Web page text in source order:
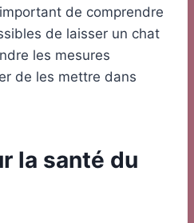
de comprendre
de laisser un chat
les mesures
de les mettre dans
la santé du